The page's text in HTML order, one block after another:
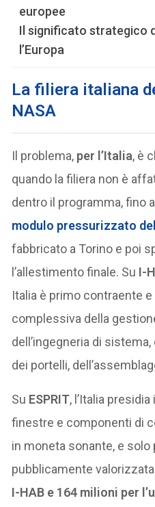
europee
Il significato strategico
l’Europa
La filiera italiana
NASA
Il problema, per l’Italia, è
quando la filiera non è
dentro il programma, fino
modulo pressurizzato
fabbricato a Torino e poi
l’allestimento finale. Su I-
Italia è primo contraente
complessiva della
dell’ingegneria di
dei portelli,
Su ESPRIT, l’Italia
finestre e componenti di
in moneta sonante, e solo
pubblicamente
I-HAB e 164 milioni per